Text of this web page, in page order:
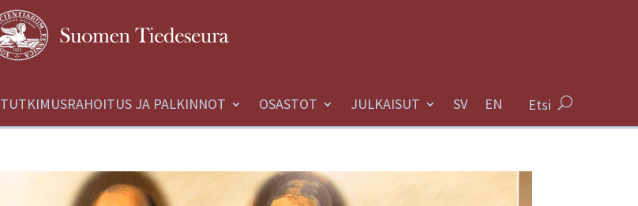
TUTKIMUSRAHOITUS JA PALKINNOT OSASTOT JULKAISUT Etsi